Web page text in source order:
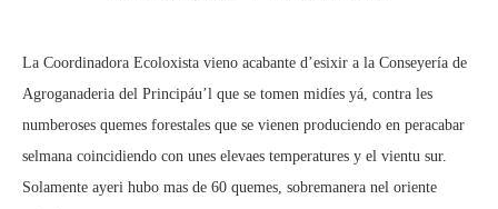
La Coordinadora Ecoloxista vieno acabante d’esixir a la Conseyería de
Agroganaderia del Principáu’l que se tomen midíes yá, contra les
numberoses quemes forestales que se vienen produciendo en peracabar
selmana coincidiendo con unes elevaes temperatures y el vientu sur.
Solamente ayeri hubo mas de 60 quemes, sobremanera nel oriente